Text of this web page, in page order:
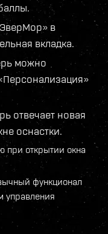
в
вкладка.
можно
отвечает новая
оснастки.
при открытии окна
функционал
управления